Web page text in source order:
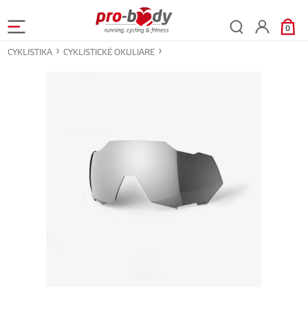
0
CYKLISTIKA CYKLISTICKÉ OKULIARE